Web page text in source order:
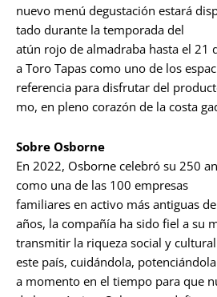
nuevo menú degustación estará
tado durante la temporada del
atún rojo de almadraba hasta el 21
a Toro Tapas como uno de los
referencia para disfrutar del
mo, en pleno corazón de la costa
Sobre Osborne
En 2022, Osborne celebró su 250
como una de las 100 empresas
familiares en activo más antiguas
años, la compañía ha sido fiel a su
transmitir la riqueza social y
este país, cuidándola,
a momento en el tiempo para que